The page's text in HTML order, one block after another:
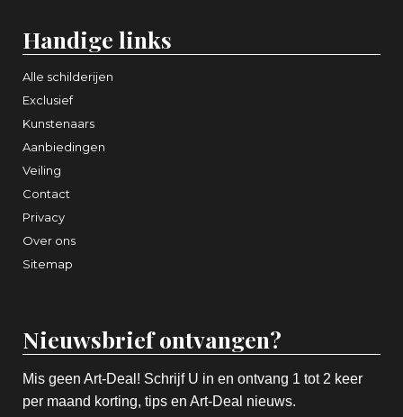
Handige links
Alle schilderijen
Exclusief
Kunstenaars
Aanbiedingen
Veiling
Contact
Privacy
Over ons
Sitemap
Nieuwsbrief ontvangen?
Mis geen Art-Deal! Schrijf U in en ontvang 1 tot 2 keer
per maand korting, tips en Art-Deal nieuws.